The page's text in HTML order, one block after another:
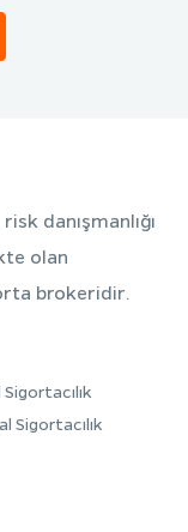
danışmanlığı
olan
brokeridir.
Sigortacılık